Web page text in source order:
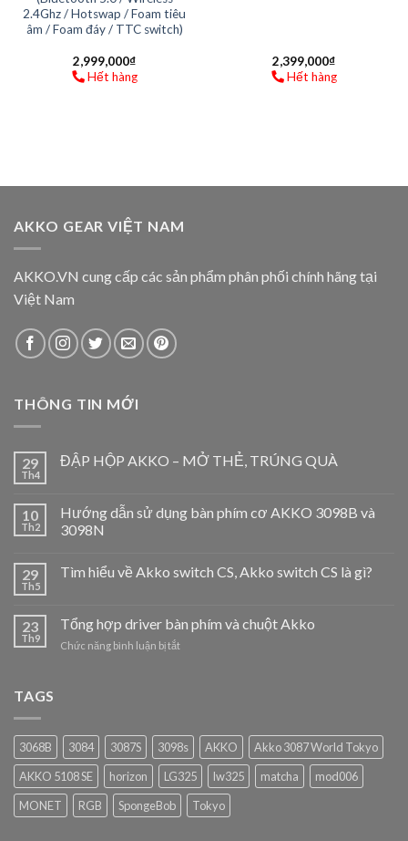
2.4Ghz / Hotswap / Foam tiêu
âm / Foam đáy / TTC switch)
2,999,000₫
Hết hàng
2,399,000₫
Hết hàng
AKKO GEAR VIỆT NAM
AKKO.VN cung cấp các sản phẩm phân phối chính hãng tại
Việt Nam
THÔNG TIN MỚI
29
Th4
ĐẬP HỘP AKKO – MỞ THẺ, TRÚNG QUÀ
10
Th2
Hướng dẫn sử dụng bàn phím cơ AKKO 3098B và
3098N
29
Th5
Tìm hiểu về Akko switch CS, Akko switch CS là gì?
23
Th9
Tổng hợp driver bàn phím và chuột Akko
Chức năng bình luận bị tắtở
và
chuột
Akko
TAGS
3068B 3084 3087S 3098s AKKO
Akko 3087 World Tokyo
AKKO 5108 SE
horizon LG325 lw325 matcha
mod006
MONET
RGB SpongeBob Tokyo